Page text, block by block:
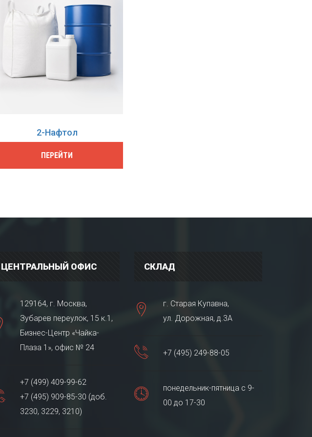
2-Нафтол
ПЕРЕЙТИ
ЦЕНТРАЛЬНЫЙ ОФИС
129164, г. Москва,
Зубарев переулок, 15 к.1,
Бизнес-Центр «Чайка-
Плаза 1», офис № 24
+7 (499) 409-99-62
+7 (495) 909-85-30 (доб.
3230, 3229, 3210)
СКЛАД
г. Старая Купавна,
ул. Дорожная, д.3А
+7 (495) 249-88-05
понедельник-пятница с 9-
00 до 17-30